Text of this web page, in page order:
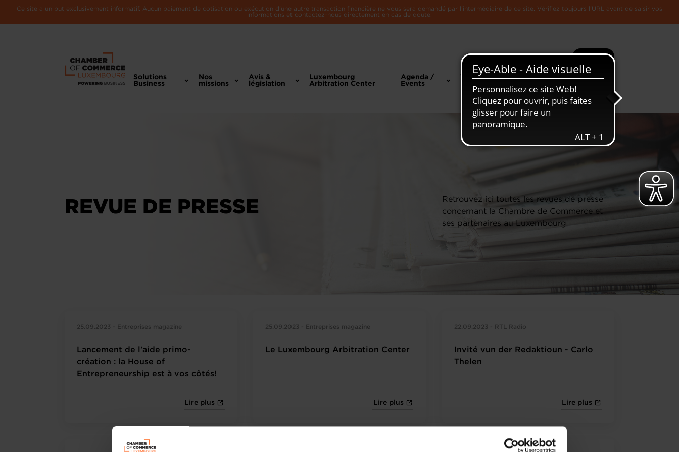
Ce site a un but exclusivement informatif. Aucun paiement de cotisation ou exécution d'une autre transaction financière ne vous sera demandé par l'intermédiaire de ce site. Vérifiez toujours l'URL avant de saisir vos
informations et contactez-nous directement en cas de doute.
Recherche Plus
Solutions
Business
Nos
missions
Avis &
législation
Luxembourg
Arbitration Center
Agenda /
Events
Toute
L'Economie
REVUE DE PRESSE
Retrouvez ici toutes les revues de presse
concernant la Chambre de Commerce et
ses partenaires au Luxembourg
25.09.2023 - Entreprises magazine
Lancement de l'aide primo-
création : la House of
Entrepreneurship est à vos côtés!
Lire plus
25.09.2023 - Entreprises magazine
Le Luxembourg Arbitration Center
Lire plus
22.09.2023 - RTL Radio
Invité vun der Redaktioun - Carlo
Thelen
Lire plus